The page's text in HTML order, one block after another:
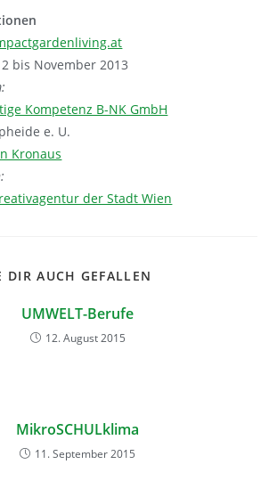
bis November 2013
Kompetenz B-NK GmbH
e. U.
Kronaus
der Stadt Wien
DIR AUCH GEFALLEN
UMWELT-Berufe
12. August 2015
MikroSCHULklima
11. September 2015